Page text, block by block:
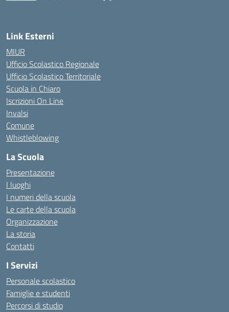
Link Esterni
MIUR
Ufficio Scolastico Regionale
Ufficio Scolastico Territoriale
Scuola in Chiaro
Iscrizioni On Line
Invalsi
Comune
Whistleblowing
La Scuola
Presentazione
I luoghi
I numeri della scuola
Le carte della scuola
Organizzazione
La storia
Contatti
I Servizi
Personale scolastico
Famiglie e studenti
Percorsi di studio